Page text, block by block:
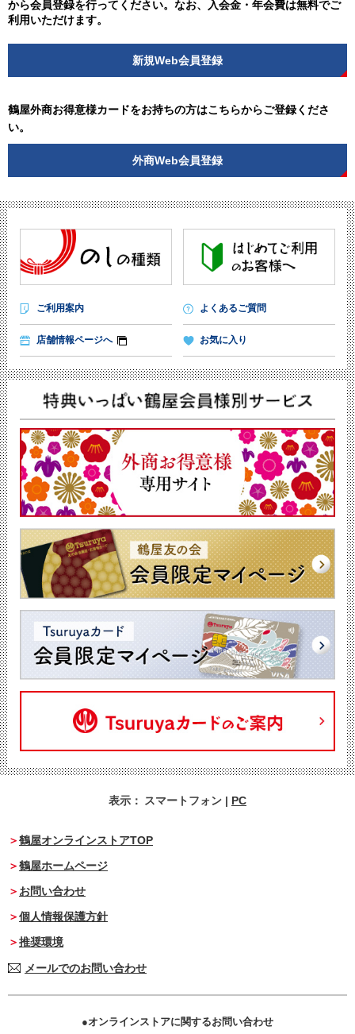
から会員登録を行ってください。なお、入会金・年会費は無料でご
利用いただけます。
新規Web会員登録
鶴屋外商お得意様カードをお持ちの方はこちらからご登録くださ
い。
外商Web会員登録
ご利用案内 よくあるご質問
店舗情報ページへ お気に入り
表示： スマートフォン | PC
鶴屋オンラインストアTOP
鶴屋ホームページ
お問い合わせ
個人情報保護方針
推奨環境
メールでのお問い合わせ
オンラインストアに関するお問い合わせ